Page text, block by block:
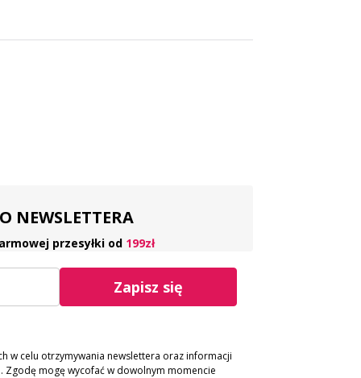
NEWSLETTERA
przesyłki od 199zł
Zapisz się
w celu otrzymywania newslettera oraz informacji
mogę wycofać w dowolnym momencie